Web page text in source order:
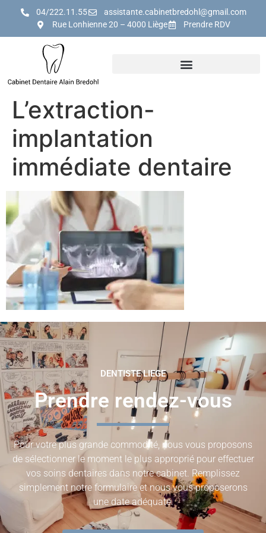
04/222.11.55
assistante.cabinetbredohl@gmail.com
Rue Lonhienne 20 – 4000 Liège
Prendre RDV
L’extraction-
implantation
immédiate dentaire
DENTISTE LIEGE
Prendre rendez-vous
Pour votre plus grande commodité, nous vous proposons
de sélectionner le moment le plus approprié pour effectuer
vos soins dentaires dans notre cabinet. Remplissez
simplement notre formulaire et nous vous proposerons
une date adéquate.